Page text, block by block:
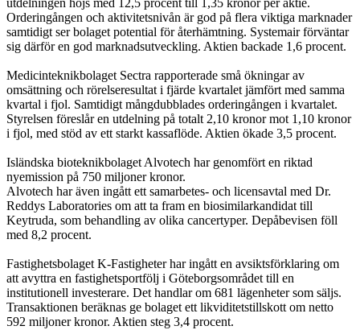
utdelningen höjs med 12,5 procent till 1,35 kronor per aktie.
Orderingången och aktivitetsnivån är god på flera viktiga marknader
samtidigt ser bolaget potential för återhämtning. Systemair förväntar
sig därför en god marknadsutveckling. Aktien backade 1,6 procent.
Medicinteknikbolaget Sectra rapporterade små ökningar av
omsättning och rörelseresultat i fjärde kvartalet jämfört med samma
kvartal i fjol. Samtidigt mångdubblades orderingången i kvartalet.
Styrelsen föreslår en utdelning på totalt 2,10 kronor mot 1,10 kronor
i fjol, med stöd av ett starkt kassaflöde. Aktien ökade 3,5 procent.
Isländska bioteknikbolaget Alvotech har genomfört en riktad
nyemission på 750 miljoner kronor.
Alvotech har även ingått ett samarbetes- och licensavtal med Dr.
Reddys Laboratories om att ta fram en biosimilarkandidat till
Keytruda, som behandling av olika cancertyper. Depåbevisen föll
med 8,2 procent.
Fastighetsbolaget K-Fastigheter har ingått en avsiktsförklaring om
att avyttra en fastighetsportfölj i Göteborgsområdet till en
institutionell investerare. Det handlar om 681 lägenheter som säljs.
Transaktionen beräknas ge bolaget ett likviditetstillskott om netto
592 miljoner kronor. Aktien steg 3,4 procent.